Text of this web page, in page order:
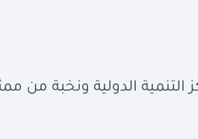
الدولية ونخبة من